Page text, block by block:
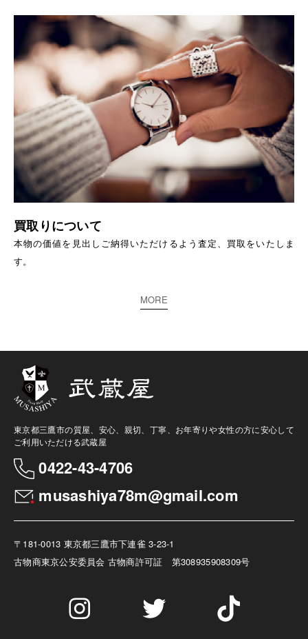
買取りについて
本物の価値を見出しご納得いただけるよう査定、買取をいたしま
す。
MORE
東京都三鷹市の質屋、安心、親切、丁寧、お年寄りや女性の方に安心して
ご利用いただける武蔵屋
0422-43-4706
musashiya78m@gmail.com
〒181-0013 東京都三鷹市下連雀 3-23-1
古物商東京公安委員会 古物商許可証 第308935908309号